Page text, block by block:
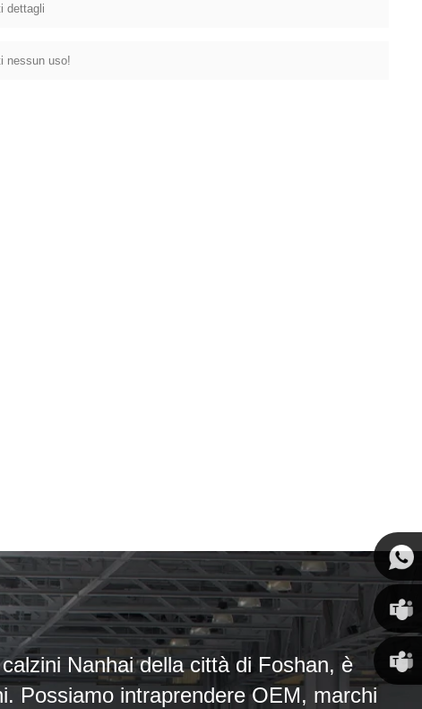
dettagli
nessun uso!
Nanhai della città di Foshan, è
Possiamo intraprendere OEM, marchi
Susan